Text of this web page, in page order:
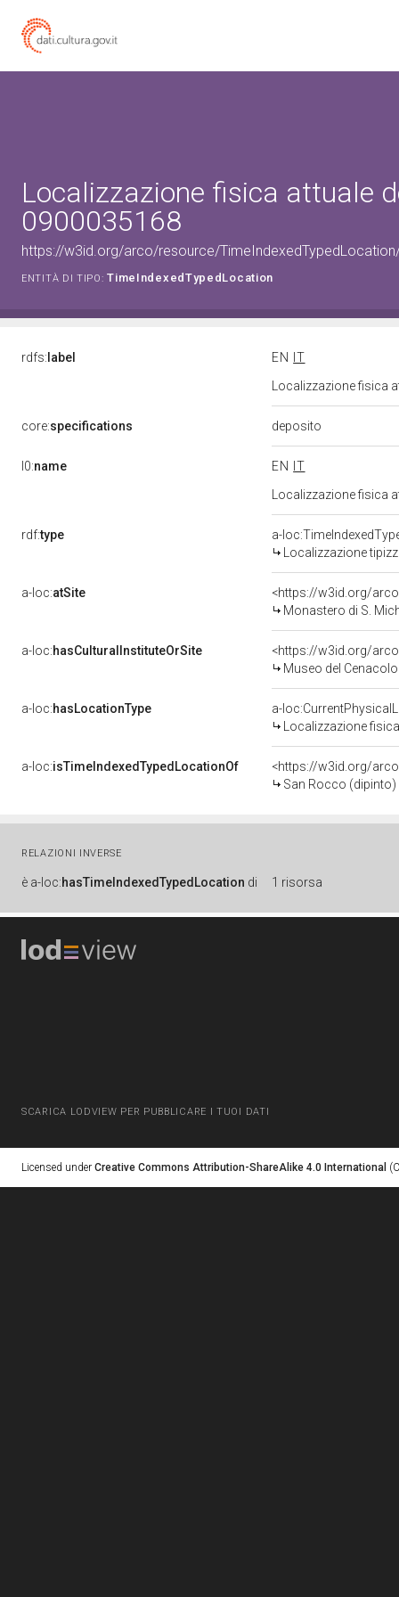
Localizzazione fisica attuale
0900035168
https://w3id.org/arco/resource/
ENTITÀ DI TIPO: TimeIndexedTypedLocation
rdfs: label EN
IT
Localizzazione fisica
core:specifications deposito
l0:name EN
IT
Localizzazione fisica
rdf:type
a-
Localizzazione
a-loc:atSite
<https://w3id.org/
Monastero di S.
a-loc:hasCulturalInstituteOrSite
<https://w3id.org/
Museo del
a-loc:hasLocationType
a-
Localizzazione
a-loc:isTimeIndexedTypedLocationOf
<https://w3id.org/
San Rocco (dipinto)
RELAZIONI INVERSE
è a-loc:hasTimeIndexedTypedLocation di 1 risorsa
SCARICA LODVIEW PER PUBBLICARE I TUOI DATI
Licensed under Creative Commons Attribution-ShareAlike 4.0 International